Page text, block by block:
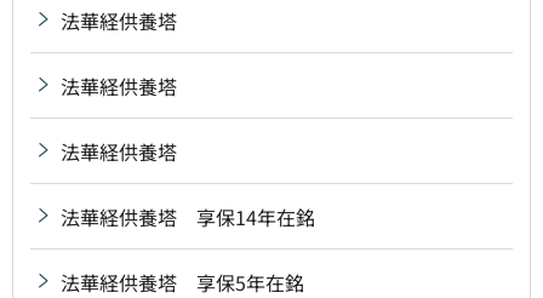
法華経供養塔
法華経供養塔
法華経供養塔
法華経供養塔 享保14年在銘
法華経供養塔 享保5年在銘